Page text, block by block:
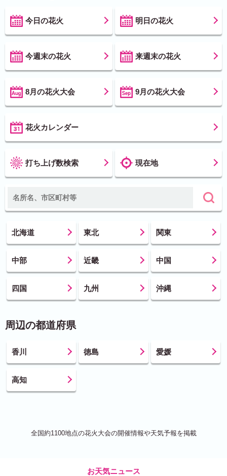
今日の花火 明日の花火
今週末の花火 来週末の花火
8月の花火大会 9月の花火大会
花火カレンダー
打ち上げ数検索 現在地
北海道 東北 関東
中部 近畿 中国
四国 九州 沖縄
周辺の都道府県
香川 徳島 愛媛
高知
全国約1100地点の花火大会の開催情報や天気予報を掲載
お天気ニュース